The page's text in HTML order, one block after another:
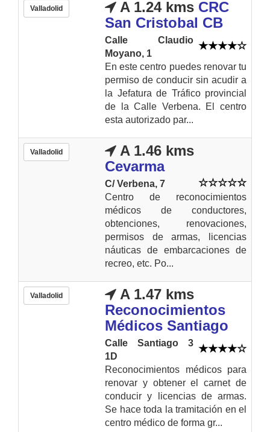
Valladolid A 1.24 kms CRC
San Cristobal CB
Calle Claudio
Moyano, 1
En este centro puedes renovar tu
permiso de conducir sin acudir a
la Jefatura de Tráfico provincial
de la Calle Verbena. El centro
esta autorizado par...
Valladolid
A 1.46 kms
Cevarma
C/ Verbena, 7
Centro de reconocimientos
médicos de conductores,
obtenciones, renovaciones,
permisos de armas, licencias
náuticas de embarcaciones de
recreo, etc. Po...
Valladolid
A 1.47 kms
Reconocimientos
Médicos Santiago
Calle Santiago 3
1D
Reconocimientos médicos para
renovar y obtener el carnet de
conducir y licencias de armas.
Se hace toda la tramitación en el
centro médico de forma gr...